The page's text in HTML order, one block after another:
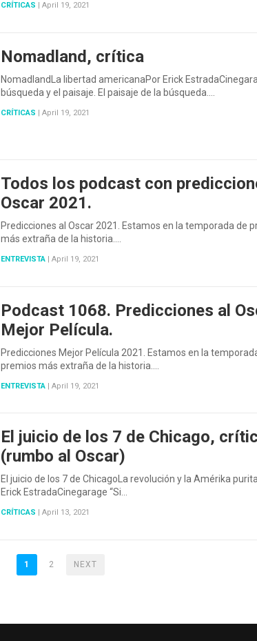
CRÍTICAS April 19, 2021
Nomadland, crítica
NomadlandLa libertad americanaPor Erick
búsqueda y el paisaje. El paisaje de la búsqueda.…
CRÍTICAS | April 19, 2021
Todos los podcast con
Oscar 2021.
Predicciones al Oscar 2021. Estamos en la temporada de
más extraña de la historia.…
ENTREVISTA | April 19, 2021
Podcast 1068. Predicciones al
Mejor Película.
Predicciones Mejor Película 2021. Estamos en la
premios más extraña de la historia.…
ENTREVISTA | April 19, 2021
El juicio de los 7 de Chicago,
(rumbo al Oscar)
El juicio de los 7 de ChicagoLa revolución y la Amérika
Erick EstradaCinegarage “Si…
CRÍTICAS April 13, 2021
1 2 NEXT